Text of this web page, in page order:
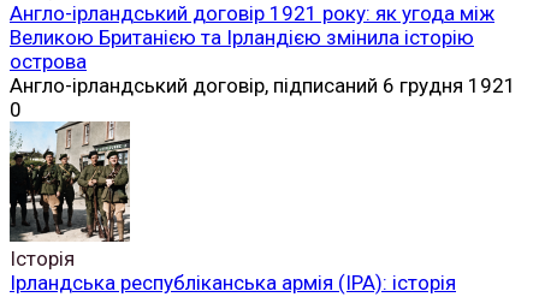
Англо-ірландський договір 1921 року: як угода між
Великою Британією та Ірландією змінила історію
острова
Англо-ірландський договір, підписаний 6 грудня 1921
0
Історія
Ірландська республіканська армія (ІРА): історія